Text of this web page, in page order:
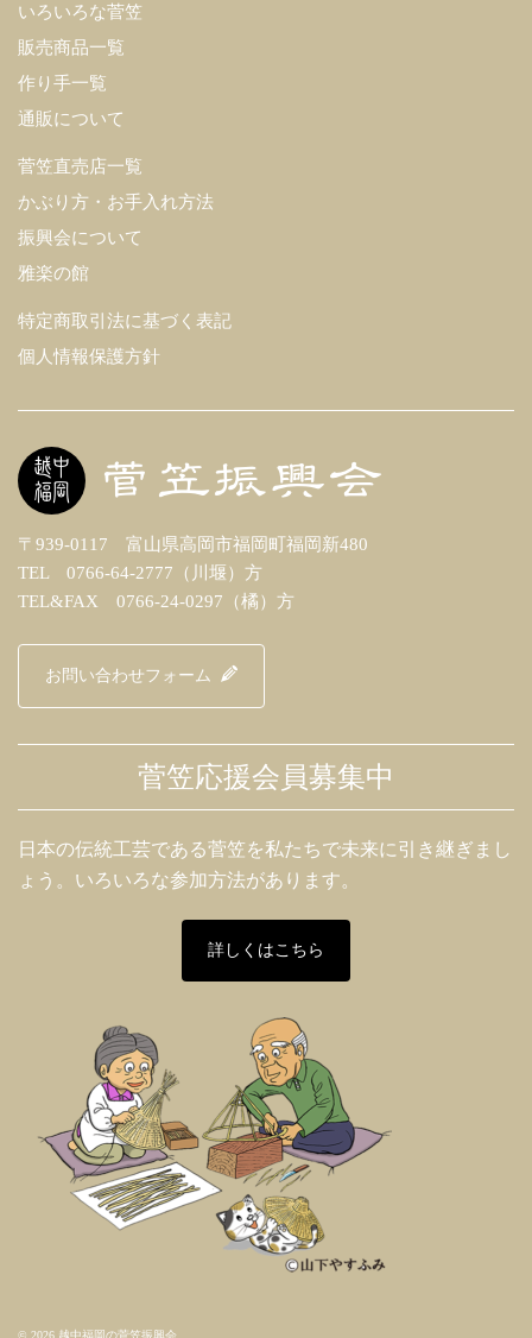
いろいろな菅笠
販売商品一覧
作り手一覧
通販について
菅笠直売店一覧
かぶり方・お手入れ方法
振興会について
雅楽の館
特定商取引法に基づく表記
個人情報保護方針
〒939-0117 富山県高岡市福岡町福岡新480
TEL 0766-64-2777（川堰）方
TEL&FAX 0766-24-0297（橘）方
お問い合わせフォーム
菅笠応援会員募集中
日本の伝統工芸である菅笠を私たちで未来に引き継ぎまし
ょう。いろいろな参加方法があります。
詳しくはこちら
© 2026 越中福岡の菅笠振興会